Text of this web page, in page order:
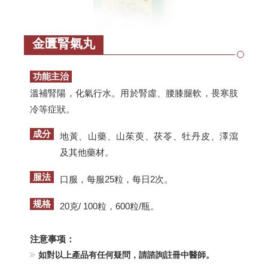
金匱腎氣丸
功能主治
溫補腎陽，化氣行水。用於腎虛、腰膝腿軟，畏寒肢
冷等症狀。
成分
地黃、山藥、山茱萸、茯苓、牡丹皮、澤瀉
及其他藥材。
服法 口服，每服25粒，每日2次。
规格 20克/ 100粒，600粒/瓶。
注意事项：
如對以上產品有任何疑問，請諮詢註冊中醫師。